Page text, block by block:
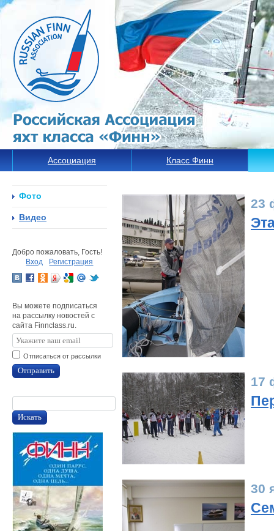
Ассоциация Класс Финн
23
17
30
Фото
Видео
Добро пожаловать, Гость!
Вход
Регистрация
Вы можете подписаться
на рассылку новостей с
сайта Finnclass.ru.
Отписаться от рассылки
Отправить
Искать